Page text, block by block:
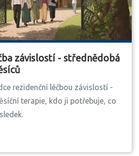
závislostí - střednědobá
rezidenční léčbou závislostí -
terapie, kdo ji potřebuje, co